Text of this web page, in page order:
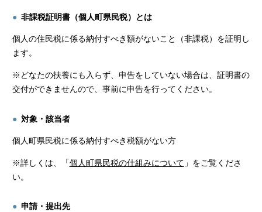
非課税証明書（個人町県民税）とは
個人の住民税に係る納付すべき額がないこと（非課税）を証明し
ます。
※どなたの扶養にも入らず、申告をしていない場合は、証明書の
交付ができませんので、事前に申告を行ってください。
対象・該当者
個人町県民税に係る納付すべき税額がない方
※詳しくは、「個人町県民税の仕組みについて 」をご覧くださ
い。
申請・提出先